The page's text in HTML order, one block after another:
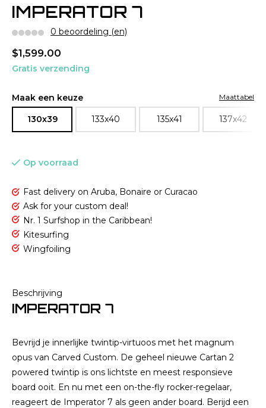
IMPERATOR 7
0 beoordeling (en)
$1,599.00
Gratis verzending
Maak een keuze
130x39
133x40 135x41 137x42
Maattabel
Op voorraad
Fast delivery on Aruba, Bonaire or Curacao
Ask for your custom deal!
Nr. 1 Surfshop in the Caribbean!
Kitesurfing
Wingfoiling
Beschrijving
IMPERATOR 7
Bevrijd je innerlijke twintip-virtuoos met het magnum
opus van Carved Custom. De geheel nieuwe Cartan 2
powered twintip is ons lichtste en meest responsieve
board ooit. En nu met een on-the-fly rocker-regelaar,
reageert de Imperator 7 als geen ander board. Berijd een